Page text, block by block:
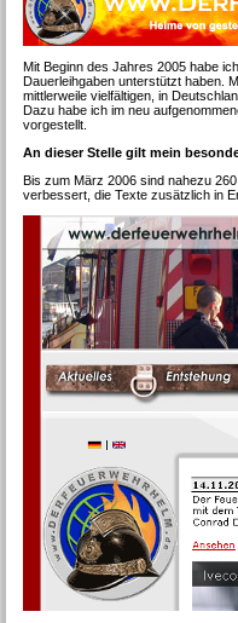
Mit Beginn des Jahres 2005 habe
Dauerleihgaben unterstützt haben.
mittlerweile vielfältigen, in
Dazu habe ich im neu
vorgestellt.
An dieser Stelle gilt mein
Bis zum März 2006 sind nahezu
verbessert, die Texte zusätzlich in